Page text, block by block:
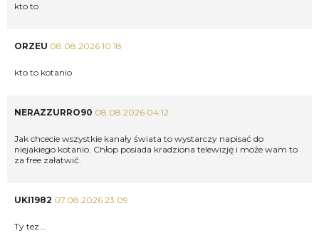
kto to
ORZEU 08.08.2026 10:18
kto to kotanio
NERAZZURRO90 08.08.2026 04:12
Jak chcecie wszystkie kanały świata to wystarczy napisać do
niejakiego kotanio. Chłop posiada kradziona telewizję i może wam to
za free załatwić.
UKI1982 07.08.2026 23:09
Ty tez...